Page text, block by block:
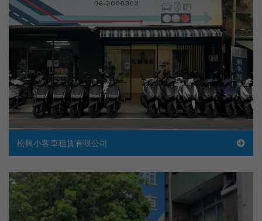
松興小客車租賃有限公司